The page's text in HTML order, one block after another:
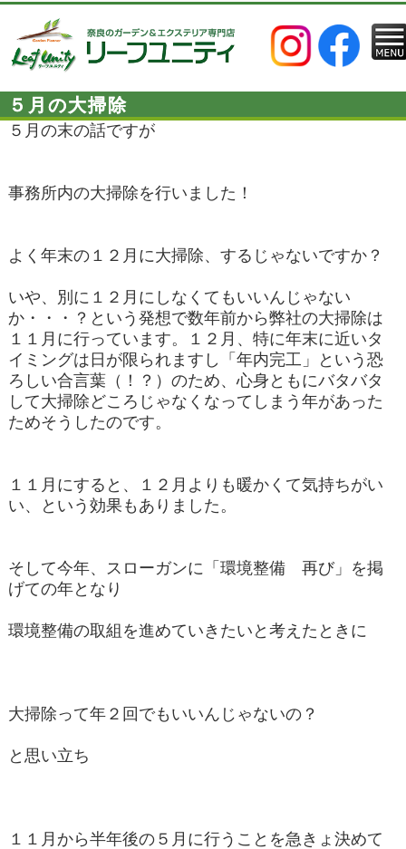
５月の大掃除
５月の末の話ですが
事務所内の大掃除を行いました！
よく年末の１２月に大掃除、するじゃないですか？
いや、別に１２月にしなくてもいいんじゃない
か・・・？という発想で数年前から弊社の大掃除は
１１月に行っています。１２月、特に年末に近いタ
イミングは日が限られますし「年内完工」という恐
ろしい合言葉（！？）のため、心身ともにバタバタ
して大掃除どころじゃなくなってしまう年があった
ためそうしたのです。
１１月にすると、１２月よりも暖かくて気持ちがい
い、という効果もありました。
そして今年、スローガンに「環境整備 再び」を掲
げての年となり
環境整備の取組を進めていきたいと考えたときに
大掃除って年２回でもいいんじゃないの？
と思い立ち
１１月から半年後の５月に行うことを急きょ決めて